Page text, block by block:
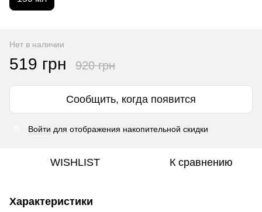
Нет в наличии
519 грн 920 грн
Сообщить, когда появится
Войти для отображения накопительной скидки
WISHLIST К сравнению
Характеристики